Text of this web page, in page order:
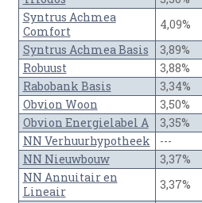
Syntrus Achmea
Comfort
4,09%
Syntrus Achmea Basis
3,89%
Robuust
3,88%
Rabobank Basis
3,34%
Obvion Woon
3,50%
Obvion Energielabel A
3,35%
NN Verhuurhypotheek
---
NN Nieuwbouw
3,37%
NN Annuitair en
Lineair
3,37%